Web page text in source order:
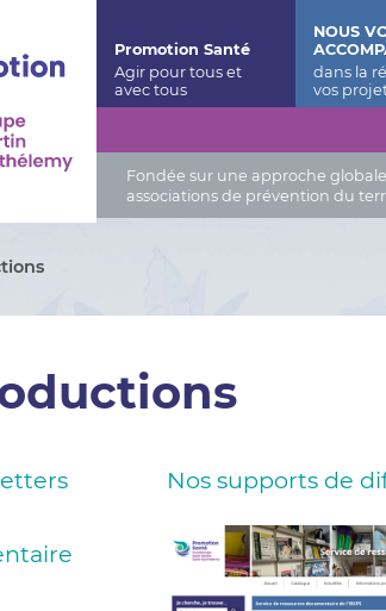
Fondée sur une approche
associations de prévention du
Promotion Santé
NOUS
Nos supports de